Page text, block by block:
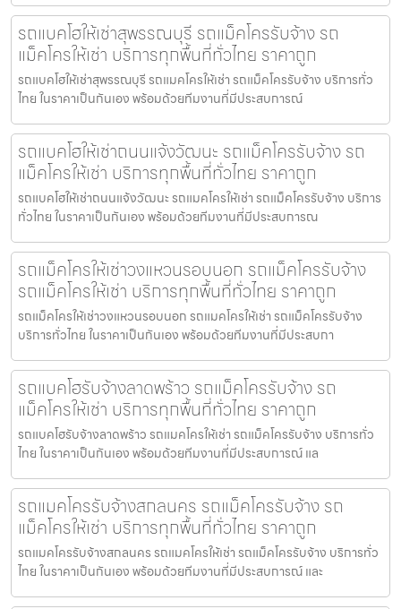
รถแบคโฮให้เช่าสุพรรณบุรี รถแม็คโครรับจ้าง รถ
แม็คโครให้เช่า บริการทุกพื้นที่ทั่วไทย ราคาถูก
รถแบคโฮให้เช่าสุพรรณบุรี รถแมคโครให้เช่า รถแม็คโครรับจ้าง บริการทั่ว
ไทย ในราคาเป็นกันเอง พร้อมด้วยทีมงานที่มีประสบการณ์
รถแบคโฮให้เช่าถนนแจ้งวัฒนะ รถแม็คโครรับจ้าง รถ
แม็คโครให้เช่า บริการทุกพื้นที่ทั่วไทย ราคาถูก
รถแบคโฮให้เช่าถนนแจ้งวัฒนะ รถแมคโครให้เช่า รถแม็คโครรับจ้าง บริการ
ทั่วไทย ในราคาเป็นกันเอง พร้อมด้วยทีมงานที่มีประสบการณ
รถแม็คโครให้เช่าวงแหวนรอบนอก รถแม็คโครรับจ้าง
รถแม็คโครให้เช่า บริการทุกพื้นที่ทั่วไทย ราคาถูก
รถแม็คโครให้เช่าวงแหวนรอบนอก รถแมคโครให้เช่า รถแม็คโครรับจ้าง
บริการทั่วไทย ในราคาเป็นกันเอง พร้อมด้วยทีมงานที่มีประสบกา
รถแบคโฮรับจ้างลาดพร้าว รถแม็คโครรับจ้าง รถ
แม็คโครให้เช่า บริการทุกพื้นที่ทั่วไทย ราคาถูก
รถแบคโฮรับจ้างลาดพร้าว รถแมคโครให้เช่า รถแม็คโครรับจ้าง บริการทั่ว
ไทย ในราคาเป็นกันเอง พร้อมด้วยทีมงานที่มีประสบการณ์ แล
รถแมคโครรับจ้างสกลนคร รถแม็คโครรับจ้าง รถ
แม็คโครให้เช่า บริการทุกพื้นที่ทั่วไทย ราคาถูก
รถแมคโครรับจ้างสกลนคร รถแมคโครให้เช่า รถแม็คโครรับจ้าง บริการทั่ว
ไทย ในราคาเป็นกันเอง พร้อมด้วยทีมงานที่มีประสบการณ์ และ